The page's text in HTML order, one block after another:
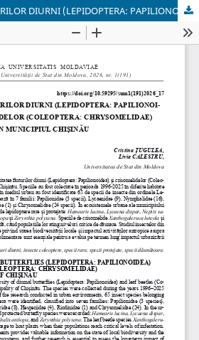
DIVERSITATEA FLUTURILOR DIURNI (LEPIDOPTERA: PAPILIONOI- DEA) ȘI CRISOMELIDELOR (COLEOPTERA: CHRYSOMELIDAE) DIN MUNICIPIUL CHIȘINĂU